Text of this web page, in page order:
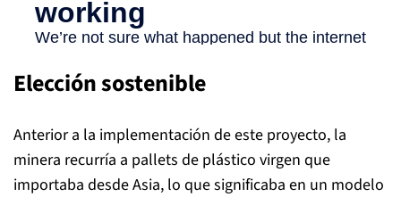
Elección sostenible
Anterior a la implementación de este proyecto, la
minera recurría a pallets de plástico virgen que
importaba desde Asia, lo que significaba en un modelo